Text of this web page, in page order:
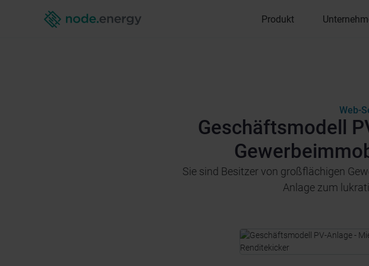
Produkt
Web-
Geschäftsmodell
‍Sie sind Besitzer von großflächigen
Anlage zum